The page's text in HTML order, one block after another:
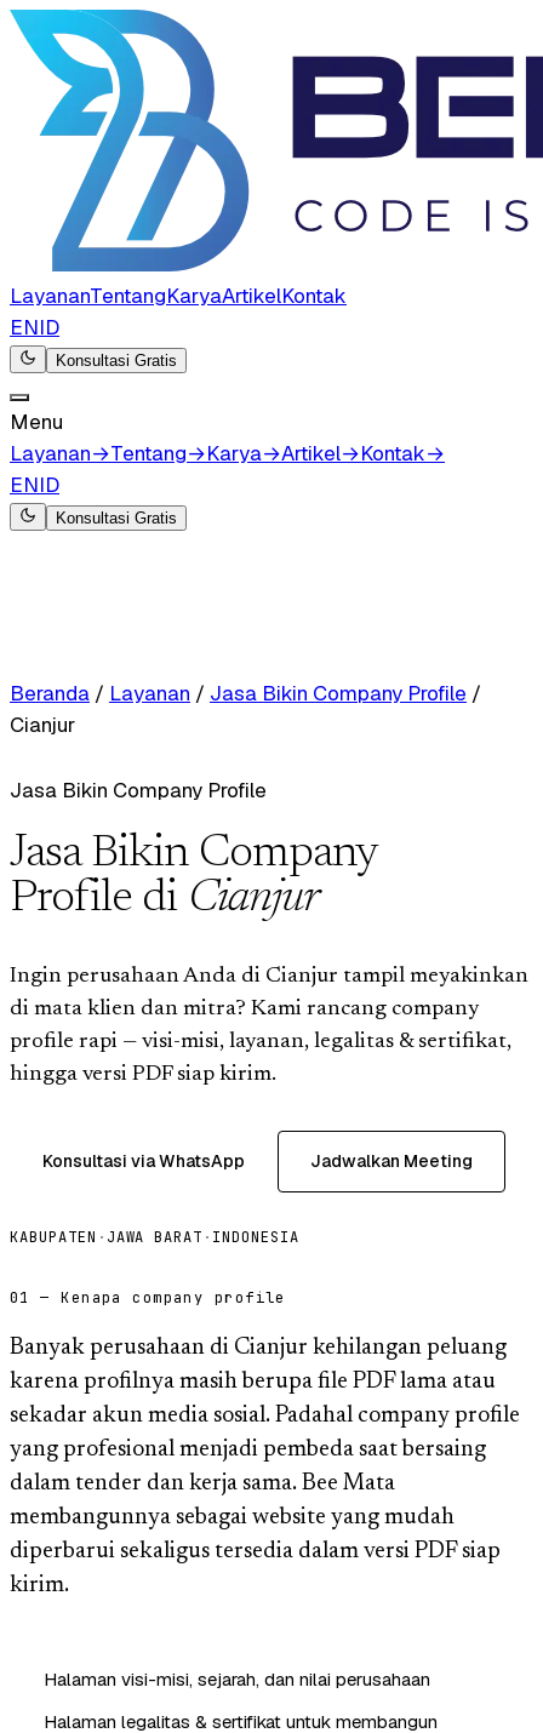
LayananTentangKaryaArtikelKontak
ENID
Konsultasi Gratis
Menu
Layanan→Tentang→Karya→Artikel→Kontak→
ENID
Konsultasi Gratis
Beranda / Layanan / Jasa Bikin Company Profile /
Cianjur
Jasa Bikin Company Profile
Jasa Bikin Company
Profile di Cianjur
Ingin perusahaan Anda di Cianjur tampil meyakinkan
di mata klien dan mitra? Kami rancang company
profile rapi — visi-misi, layanan, legalitas & sertifikat,
hingga versi PDF siap kirim.
Konsultasi via WhatsApp Jadwalkan Meeting
KABUPATEN · JAWA BARAT · INDONESIA
01 — Kenapa company profile
Banyak perusahaan di Cianjur kehilangan peluang
karena profilnya masih berupa file PDF lama atau
sekadar akun media sosial. Padahal company profile
yang profesional menjadi pembeda saat bersaing
dalam tender dan kerja sama. Bee Mata
membangunnya sebagai website yang mudah
diperbarui sekaligus tersedia dalam versi PDF siap
kirim.
Halaman visi-misi, sejarah, dan nilai perusahaan
Halaman legalitas & sertifikat untuk membangun